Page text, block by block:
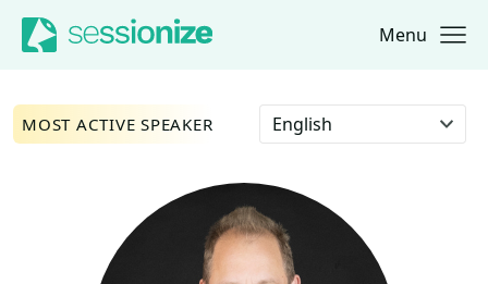
Jump to navigation
Jump to content Menu
MOST ACTIVE SPEAKER Select language